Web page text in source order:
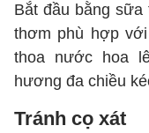
Bắt đầu bằng
thơm phù hợp
thoa nước hoa
hương đa chiều
Tránh cọ xát